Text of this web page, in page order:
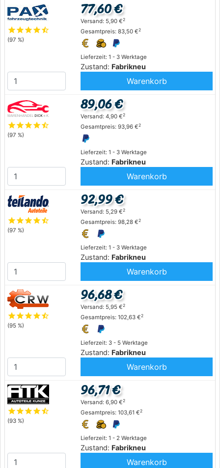
starstarstarstarstar_half
(97 %)
Lieferzeit: 1 - 3 Werktage
Zustand: Fabrikneu
77,60 €
Versand: 5,90 €2
Gesamtpreis: 83,50 €2
Warenkorb
starstarstarstarstar_half
(97 %)
Lieferzeit: 1 - 3 Werktage
Zustand: Fabrikneu
89,06 €
Versand: 4,90 €2
Gesamtpreis: 93,96 €2
Warenkorb
starstarstarstarstar_half
(97 %)
Lieferzeit: 1 - 3 Werktage
Zustand: Fabrikneu
92,99 €
Versand: 5,29 €2
Gesamtpreis: 98,28 €2
Warenkorb
starstarstarstarstar_half
(95 %)
Lieferzeit: 3 - 5 Werktage
Zustand: Fabrikneu
96,68 €
Versand: 5,95 €2
Gesamtpreis: 102,63 €2
Warenkorb
starstarstarstarstar_half
(93 %)
Lieferzeit: 1 - 2 Werktage
Zustand: Fabrikneu
96,71 €
Versand: 6,90 €2
Gesamtpreis: 103,61 €2
Warenkorb